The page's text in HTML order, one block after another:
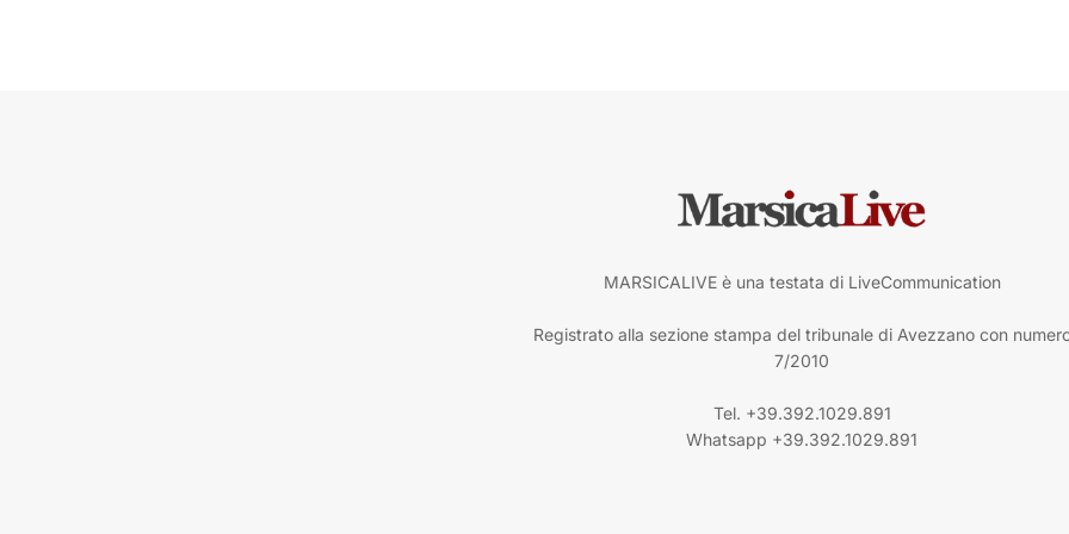
MARSICALIVE è una testata di LiveCommunication
Registrato alla sezione stampa del tribunale di Avezzano con
7/2010
Tel. +39.392.1029.891
Whatsapp +39.392.1029.891